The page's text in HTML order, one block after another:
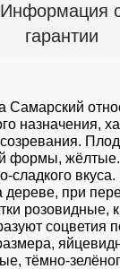
Информация
гарантии
Самарский
назначения,
формы,
сладкого
дереве, при
розовидные,
соцветия
тёмно-